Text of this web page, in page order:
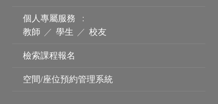
個人專屬服務
：
教師 ／ 學生 ／ 校友
檢索課程報名
空間/座位預約管理系統